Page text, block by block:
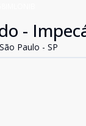
-
Paulo - SP